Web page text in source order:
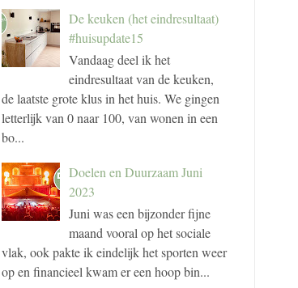
De keuken (het eindresultaat)
#huisupdate15
Vandaag deel ik het
eindresultaat van de keuken,
de laatste grote klus in het huis. We gingen
letterlijk van 0 naar 100, van wonen in een
bo...
Doelen en Duurzaam Juni
2023
Juni was een bijzonder fijne
maand vooral op het sociale
vlak, ook pakte ik eindelijk het sporten weer
op en financieel kwam er een hoop bin...